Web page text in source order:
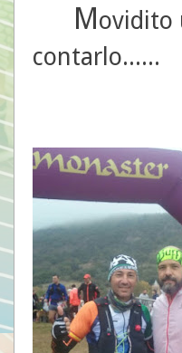
Movidito
contarlo......